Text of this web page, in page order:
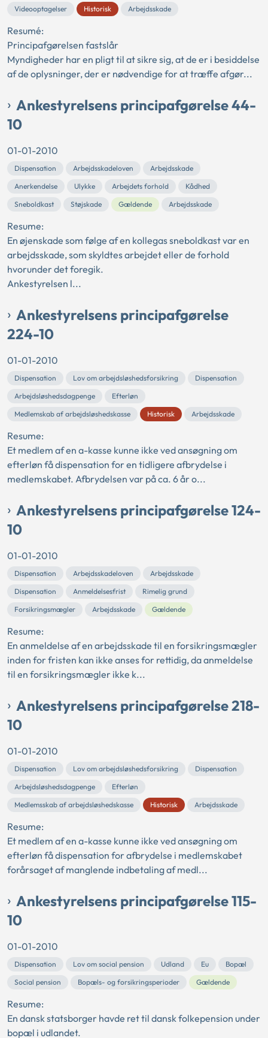
Videooptagelser
Historisk Arbejdsskade
Resumé:
Principafgørelsen fastslår
Myndigheder har en pligt til at sikre sig, at de er i besiddelse
af de oplysninger, der er nødvendige for at træffe afgør...
Ankestyrelsens principafgørelse 44-
10
01-01-2010
Dispensation Arbejdsskadeloven
Arbejdsskade
Anerkendelse
Ulykke Arbejdets forhold
Kådhed
Sneboldkast
Støjskade Gældende Arbejdsskade
Resume:
En øjenskade som følge af en kollegas sneboldkast var en
arbejdsskade, som skyldtes arbejdet eller de forhold
hvorunder det foregik.
Ankestyrelsen l...
Ankestyrelsens principafgørelse
224-10
01-01-2010
Dispensation Lov om arbejdsløshedsforsikring
Dispensation
Arbejdsløshedsdagpenge
Efterløn
Medlemskab af arbejdsløshedskasse
Historisk Arbejdsskade
Resume:
Et medlem af en a-kasse kunne ikke ved ansøgning om
efterløn få dispensation for en tidligere afbrydelse i
medlemskabet. Afbrydelsen var på ca. 6 år o...
Ankestyrelsens principafgørelse 124-
10
01-01-2010
Dispensation Arbejdsskadeloven
Arbejdsskade
Dispensation
Anmeldelsesfrist
Rimelig grund
Forsikringsmægler
Arbejdsskade Gældende
Resume:
En anmeldelse af en arbejdsskade til en forsikringsmægler
inden for fristen kan ikke anses for rettidig, da anmeldelse
til en forsikringsmægler ikke k...
Ankestyrelsens principafgørelse 218-
10
01-01-2010
Dispensation Lov om arbejdsløshedsforsikring
Dispensation
Arbejdsløshedsdagpenge
Efterløn
Medlemsskab af arbejdsløshedskasse
Historisk Arbejdsskade
Resume:
Et medlem af en a-kasse kunne ikke ved ansøgning om
efterløn få dispensation for afbrydelse i medlemskabet
forårsaget af manglende indbetaling af medl...
Ankestyrelsens principafgørelse 115-
10
01-01-2010
Dispensation Lov om social pension Udland Eu
Bopæl
Social pension
Bopæls- og forsikringsperioder Gældende
Resume:
En dansk statsborger havde ret til dansk folkepension under
bopæl i udlandet.